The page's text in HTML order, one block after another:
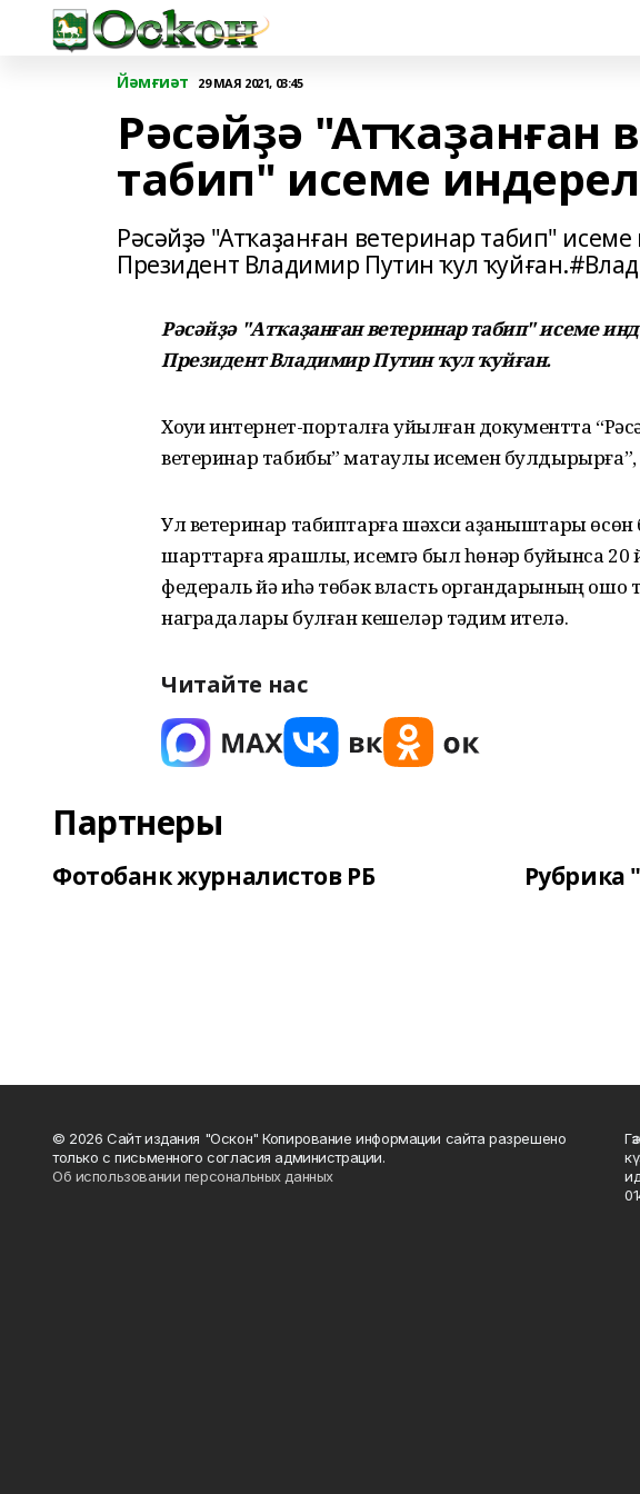
Йәмғиәт 29 МАЯ 2021, 03:45
Рәсәйҙә "Атҡаҙанған
табип" исеме
Рәсәйҙә "Атҡаҙанған ветеринар табип"
Президент Владимир Путин ҡул
Рәсәйҙә "Атҡаҙанған ветеринар табип" исеме
Президент Владимир Путин ҡул ҡуйған.
Хоҡуҡи интернет-порталға ҡуйылған документта
ветеринар табибы” маҡтаулы исемен
Ул ветеринар табиптарға шәхси ҡаҙаныштары
шарттарға ярашлы, исемгә был һөнәр буйынса 20
федераль йә иһә төбәк власть органдарының ошо
наградалары булған кешеләр тәҡдим ителә.
Читайте нас
Партнеры
Фотобанк журналистов РБ Рубрика
© 2026 Сайт издания "Оскон" Копирование информации сайта разрешено
только с письменного согласия администрации.
Об использовании персональных данных